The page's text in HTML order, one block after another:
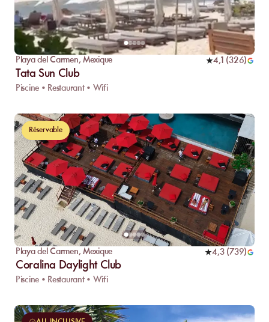
Playa del Carmen, Mexique 4,1 (326)
Tata Sun Club
Piscine • Restaurant • Wifi
Réservable
Playa del Carmen, Mexique 4,3(739)
Coralina Daylight Club
Piscine • Restaurant • Wifi